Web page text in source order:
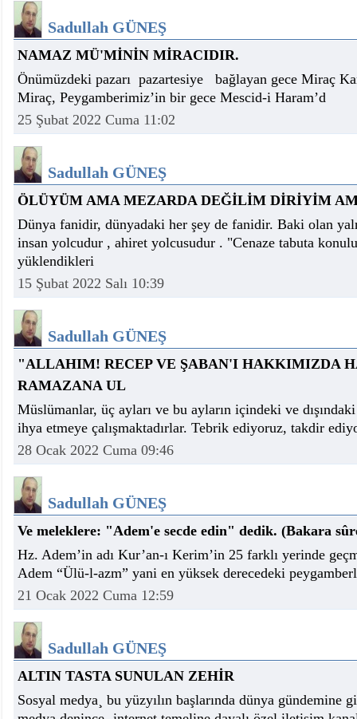
Sadullah GÜNEŞ
NAMAZ MÜ'MİNİN MİRACIDIR.
Önümüzdeki pazarı pazartesiye bağlayan gece Miraç
Miraç, Peygamberimiz’in bir gece Mescid-i Haram’d
25 Şubat 2022 Cuma 11:02
Sadullah GÜNEŞ
ÖLÜYÜM AMA MEZARDA DEĞİLİM DİRİYİM
Dünya fanidir, dünyadaki her şey de fanidir. Baki olan
insan yolcudur , ahiret yolcusudur . "Cenaze tabuta
yüklendikleri
15 Şubat 2022 Salı 10:39
Sadullah GÜNEŞ
"ALLAHIM! RECEP VE ŞABAN'I HAKKIMIZDA
RAMAZANA UL
Müslümanlar, üç ayları ve bu ayların içindeki ve
ihya etmeye çalışmaktadırlar. Tebrik ediyoruz, takdir
28 Ocak 2022 Cuma 09:46
Sadullah GÜNEŞ
Ve meleklere: "Adem'e secde edin" dedik. (Bakara
Hz. Adem’in adı Kur’an-ı Kerim’in 25 farklı yerinde
Adem “Ülü-l-azm” yani en yüksek derecedeki
21 Ocak 2022 Cuma 12:59
Sadullah GÜNEŞ
ALTIN TASTA SUNULAN ZEHİR
Sosyal medya¸ bu yüzyılın başlarında dünya gündemine